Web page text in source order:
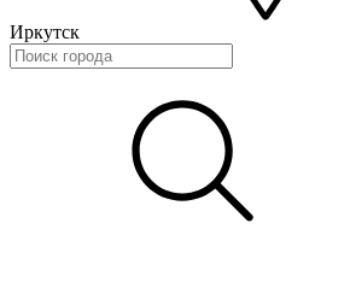
Иркутск